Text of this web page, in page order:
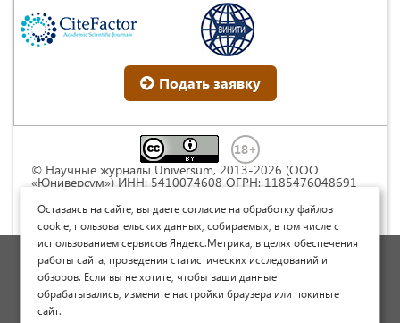
Подать заявку
© Научные журналы Universum, 2013-2026 (ООО
«Юниверсум») ИНН: 5410074608 ОГРН: 1185476048691
Commons « Attribution» («Атрибуция») 4.0
Непортированная
Политика обработки персональных данных
Договор оферты
Опубликовать научную статью
Оставаясь на сайте, вы даете согласие на обработку файлов
cookie, пользовательских данных, собираемых, в том числе с
использованием сервисов Яндекс.Метрика, в целях обеспечения
работы сайта, проведения статистических исследований и
обзоров. Если вы не хотите, чтобы ваши данные
обрабатывались, измените настройки браузера или покиньте
сайт.